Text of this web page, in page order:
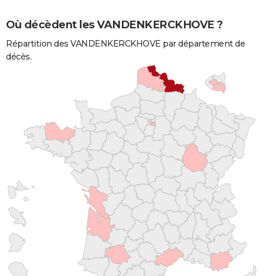
Où décèdent les VANDENKERCKHOVE ?
Répartition des VANDENKERCKHOVE par département de
décès.